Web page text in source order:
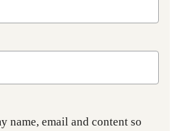
name, email and content so